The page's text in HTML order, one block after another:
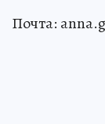
Почта: